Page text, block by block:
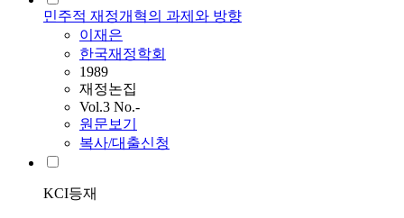
민주적 재정개혁의 과제와 방향
이재은
한국재정학회
1989
재정논집
Vol.3 No.-
원문보기
복사/대출신청
KCI등재